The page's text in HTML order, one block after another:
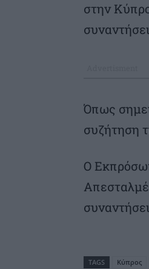
στην
Όπως
συζήτηση
Ο
TAGS Κύπρος